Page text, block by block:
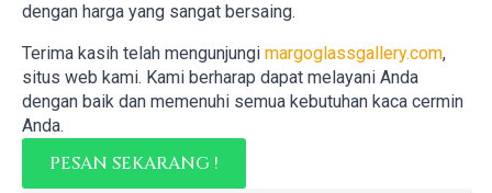
dengan harga yang sangat bersaing.
Terima kasih telah mengunjungi margoglassgallery.com,
situs web kami. Kami berharap dapat melayani Anda
dengan baik dan memenuhi semua kebutuhan kaca cermin
Anda.
PESAN SEKARANG !